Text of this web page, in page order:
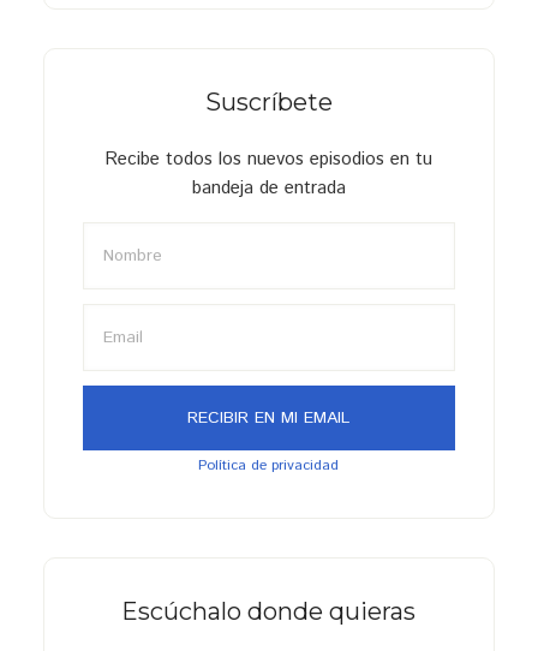
Suscríbete
Recibe todos los nuevos episodios en tu
bandeja de entrada
Política de privacidad
Escúchalo donde quieras